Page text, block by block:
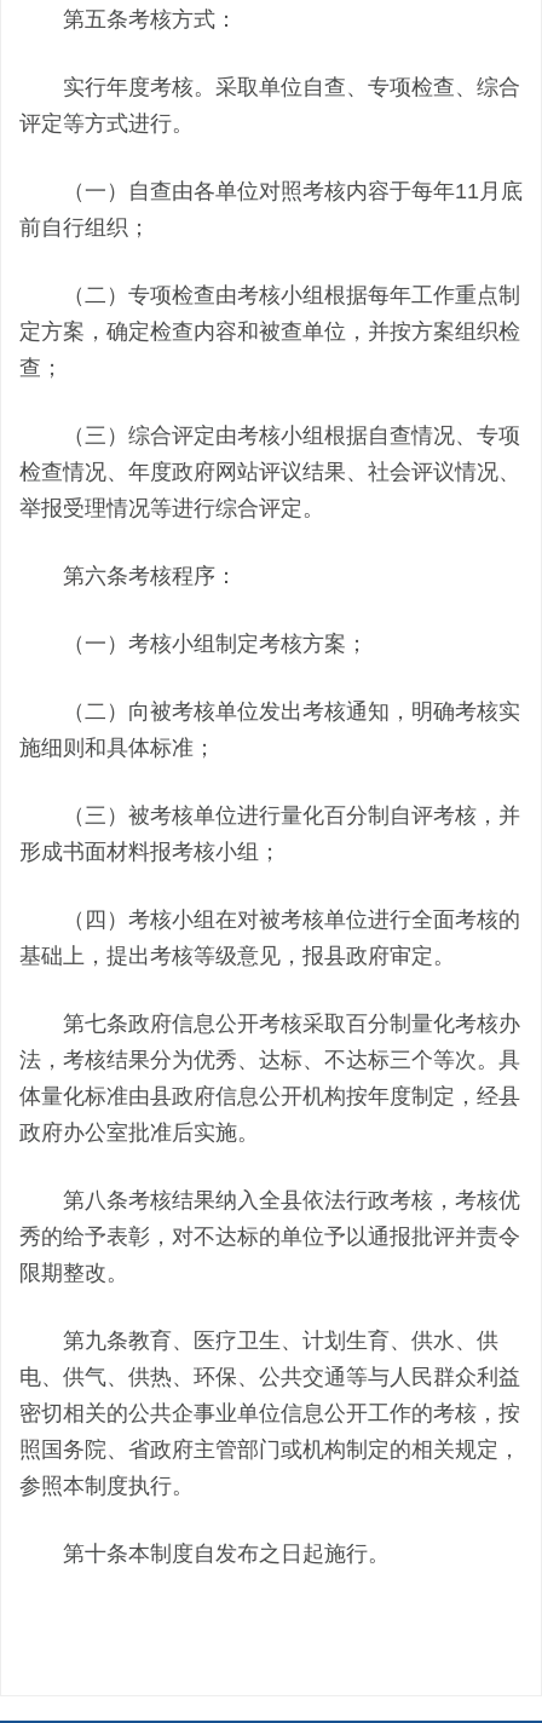
第五条考核方式：
实行年度考核。采取单位自查、专项检查、综合
评定等方式进行。
（一）自查由各单位对照考核内容于每年11月底
前自行组织；
（二）专项检查由考核小组根据每年工作重点制
定方案，确定检查内容和被查单位，并按方案组织检
查；
（三）综合评定由考核小组根据自查情况、专项
检查情况、年度政府网站评议结果、社会评议情况、
举报受理情况等进行综合评定。
第六条考核程序：
（一）考核小组制定考核方案；
（二）向被考核单位发出考核通知，明确考核实
施细则和具体标准；
（三）被考核单位进行量化百分制自评考核，并
形成书面材料报考核小组；
（四）考核小组在对被考核单位进行全面考核的
基础上，提出考核等级意见，报县政府审定。
第七条政府信息公开考核采取百分制量化考核办
法，考核结果分为优秀、达标、不达标三个等次。具
体量化标准由县政府信息公开机构按年度制定，经县
政府办公室批准后实施。
第八条考核结果纳入全县依法行政考核，考核优
秀的给予表彰，对不达标的单位予以通报批评并责令
限期整改。
第九条教育、医疗卫生、计划生育、供水、供
电、供气、供热、环保、公共交通等与人民群众利益
密切相关的公共企事业单位信息公开工作的考核，按
照国务院、省政府主管部门或机构制定的相关规定，
参照本制度执行。
第十条本制度自发布之日起施行。